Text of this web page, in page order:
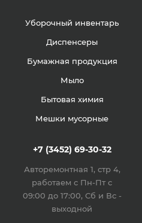
Уборочный инвентарь
Диспенсеры
Бумажная продукция
Мыло
Бытовая химия
Мешки мусорные
+7 (3452) 69-30-32
Авторемонтная 1, стр 4,
работаем с Пн-Пт с
09:00 до 17:00, Сб и Вс -
выходной